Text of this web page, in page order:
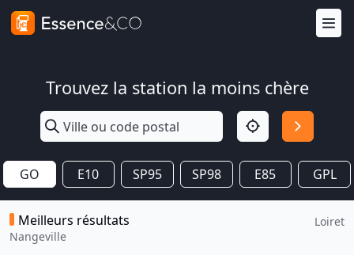
Trouvez la station la moins chère
GO E10 SP95 SP98 E85 GPL
Meilleurs résultats
Nangeville
Loiret